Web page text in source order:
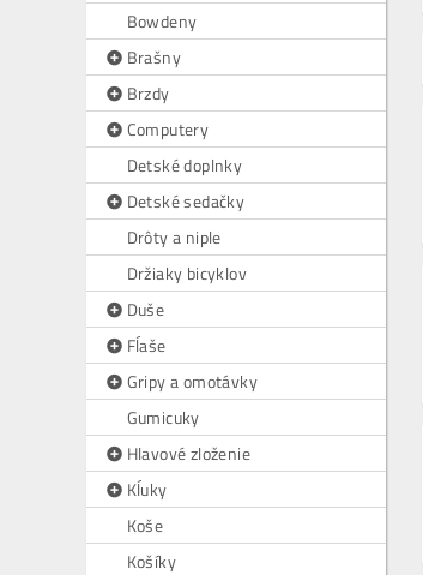
Bowdeny
Brašny
Brzdy
Computery
Detské doplnky
Detské sedačky
Drôty a niple
Držiaky bicyklov
Duše
Fĺaše
Gripy a omotávky
Gumicuky
Hlavové zloženie
Kĺuky
Koše
Košíky